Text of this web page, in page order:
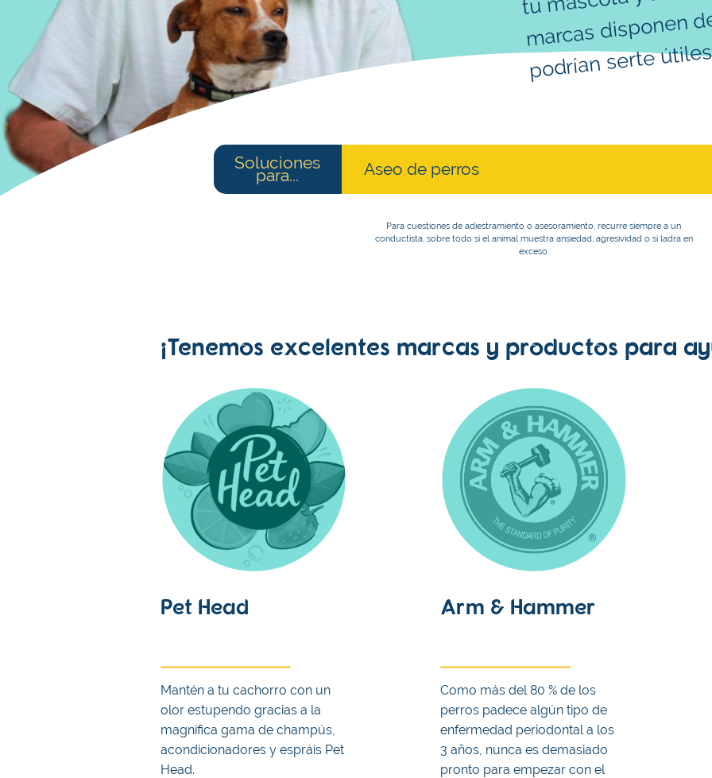
marcas disponen
podrían serte
Soluciones
para...
Para cuestiones de adiestramiento o asesoramiento, recurre siempre a un
conductista, sobre todo si el animal muestra ansiedad, agresividad o si ladra en
exceso.
¡Tenemos excelentes marcas y productos para
Pet Head
Mantén a tu cachorro con un
olor estupendo gracias a la
magnífica gama de champús,
acondicionadores y espráis Pet
Head.
Arm & Hammer
Como más del 80 % de los
perros padece algún tipo de
enfermedad periodontal a los
3 años, nunca es demasiado
pronto para empezar con el